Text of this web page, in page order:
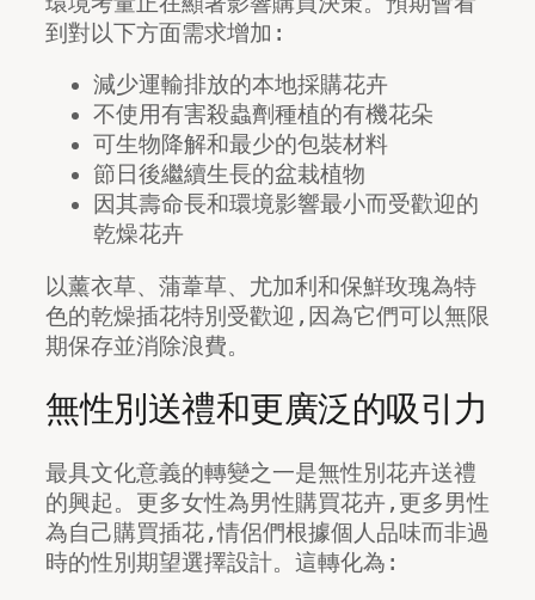
到對以下方面需求增加:
減少運輸排放的本地採購花卉
不使用有害殺蟲劑種植的有機花朵
可生物降解和最少的包裝材料
節日後繼續生長的盆栽植物
因其壽命長和環境影響最小而受歡迎的
乾燥花卉
以薰衣草、蒲葦草、尤加利和保鮮玫瑰為特
色的乾燥插花特別受歡迎,因為它們可以無限
期保存並消除浪費。
無性別送禮和更廣泛的吸引力
最具文化意義的轉變之一是無性別花卉送禮
的興起。更多女性為男性購買花卉,更多男性
為自己購買插花,情侶們根據個人品味而非過
時的性別期望選擇設計。這轉化為: